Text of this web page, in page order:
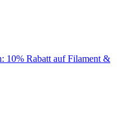
10% Rabatt auf Filament &